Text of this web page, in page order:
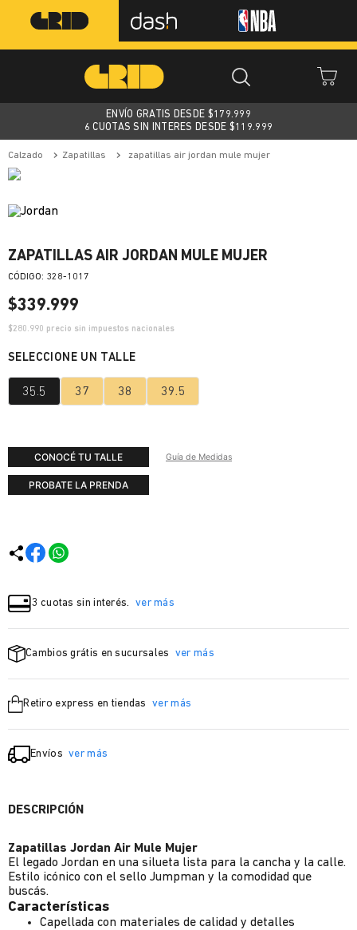
ENVÍO GRATIS DESDE $179.999
6 CUOTAS SIN INTERES DESDE $119.999
calzado zapatillas zapatillas air jordan mule mujer
ZAPATILLAS AIR JORDAN MULE MUJER
: 328-1017
$339.999
$280.990 precio sin impuestos nacionales
35.5 37 38 39.5
CONOCÉ TU TALLE Guía de Medidas
PROBATE LA PRENDA
3 cuotas sin interés. ver más
Cambios grátis en sucursales ver más
Retiro express en tiendas ver más
Envíos ver más
DESCRIPCIÓN
Zapatillas Jordan Air Mule Mujer
El legado Jordan en una silueta lista para la cancha y la calle.
Estilo icónico con el sello Jumpman y la comodidad que
buscás.
Características
Capellada con materiales de calidad y detalles